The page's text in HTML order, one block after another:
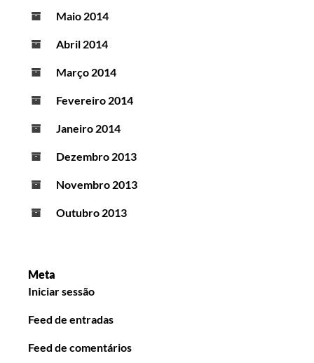
Maio 2014
Abril 2014
Março 2014
Fevereiro 2014
Janeiro 2014
Dezembro 2013
Novembro 2013
Outubro 2013
Meta
Iniciar sessão
Feed de entradas
Feed de comentários